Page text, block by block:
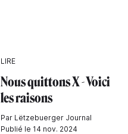
LIRE
Nous quittons X - Voici
les raisons
Par Lëtzebuerger Journal
Publié le 14 nov. 2024